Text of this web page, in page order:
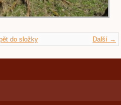
Další →
do složky